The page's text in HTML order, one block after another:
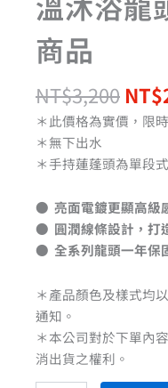
商品
NT$3,200 NT$
＊此價格為實價，限
＊無下出水
＊手持蓮蓬頭為單段
● 亮面電鍍更顯高級
● 圓潤線條設計，打
● 全系列龍頭一年保
＊產品顏色及樣式均
通知。
＊本公司對於下單內
消出貨之權利。